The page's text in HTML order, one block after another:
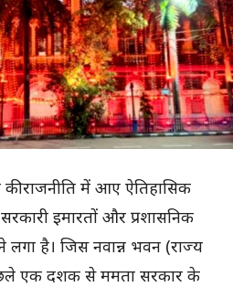
राजनीति में आए ऐतिहासिक
इमारतों और प्रशासनिक
लगा है। जिस नवान्न भवन (राज्य
एक दशक से ममता सरकार के